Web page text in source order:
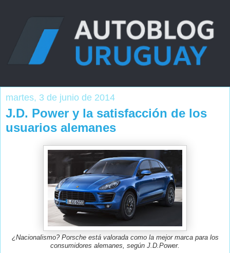
martes, 3 de junio de 2014
J.D. Power y la satisfacción de los
usuarios alemanes
¿Nacionalismo? Porsche está valorada como la mejor marca para los
consumidores alemanes, según J.D.Power.